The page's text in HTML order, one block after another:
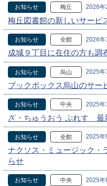
お知らせ 梅丘 2026年
梅丘図書館の新しいサービ
お知らせ 全館 2026年
成城９丁目に在住の方も調
お知らせ 烏山 2025年
ブックボックス烏山のサー
お知らせ 中央 2025年
ざ・ちゅうおう ぷれす 最
お知らせ 全館 2025年
ナクソス・ミュージック・
らせ
お知らせ 中央 2025年